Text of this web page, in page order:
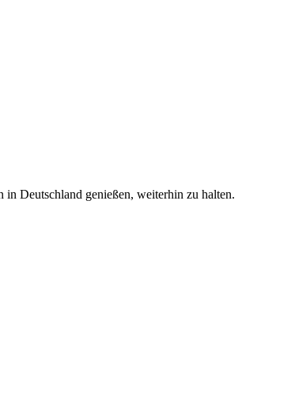
Deutschland genießen, weiterhin zu halten.